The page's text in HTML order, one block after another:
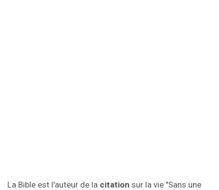
La Bible est l'auteur de la citation sur la vie "Sans une